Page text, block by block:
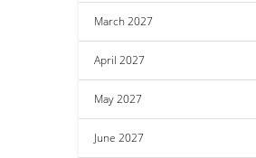
March 2027
April 2027
May 2027
June 2027